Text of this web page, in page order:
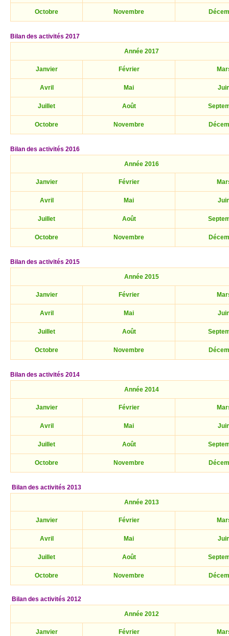
Octobre Novembre
Bilan des activités 2017
Année 2017
Janvier Février
Avril Mai
Juillet Août
Octobre Novembre
Bilan des activités 2016
Année 2016
Janvier Février
Avril Mai
Juillet Août
Octobre Novembre
Bilan des activités 2015
Année 2015
Janvier Février
Avril Mai
Juillet Août
Octobre Novembre
Bilan des activités 2014
Année 2014
Janvier Février
Avril Mai
Juillet Août
Octobre Novembre
Bilan des activités 2013
Année 2013
Janvier Février
Avril Mai
Juillet Août
Octobre Novembre
Bilan des activités 2012
Année 2012
Janvier Février